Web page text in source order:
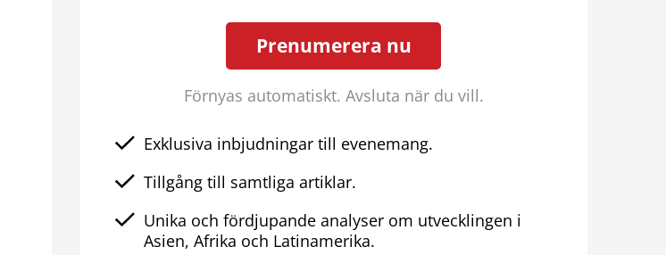
Prenumerera nu
Förnyas automatiskt. Avsluta när du vill.
Exklusiva inbjudningar till evenemang.
Tillgång till samtliga artiklar.
Unika och fördjupande analyser om utvecklingen i
Asien, Afrika och Latinamerika.